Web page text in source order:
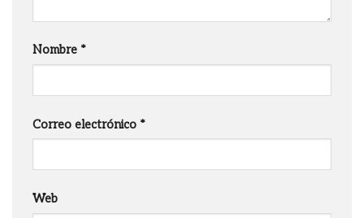
Nombre *
Correo electrónico *
Web